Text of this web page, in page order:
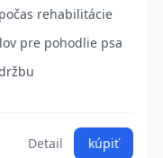
rehabilitácie
pre pohodlie psa
Detail kúpiť